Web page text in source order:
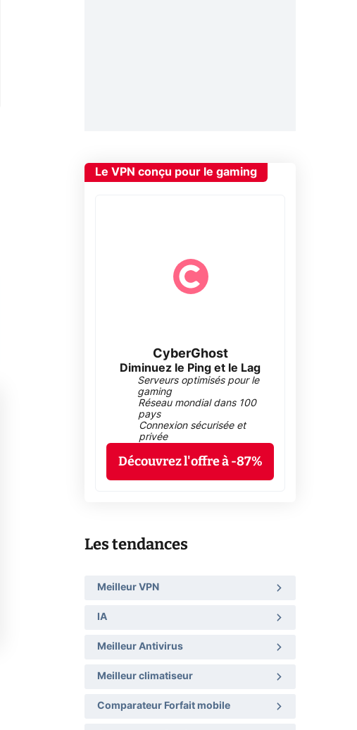
Le VPN conçu pour le gaming
CyberGhost
Diminuez le Ping et le Lag
Serveurs optimisés pour le
gaming
Réseau mondial dans 100
pays
Connexion sécurisée et
privée
Découvrez l'offre à -87%
Les tendances
Meilleur VPN
IA
Meilleur Antivirus
Meilleur climatiseur
Comparateur Forfait mobile